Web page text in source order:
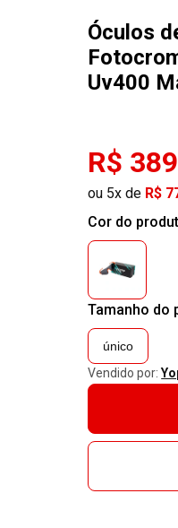
Óculos
Uv400
R$
ou 5x de R$
Cor do
Tamanho do
único
Vendido por: